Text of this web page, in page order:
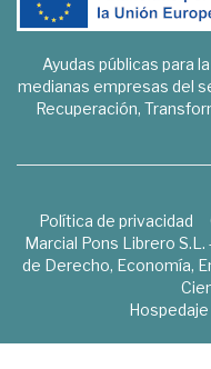
Ayudas públicas para
medianas empresas del
Recuperación,
Política de privacidad
Marcial Pons Librero
de Derecho, Economía,